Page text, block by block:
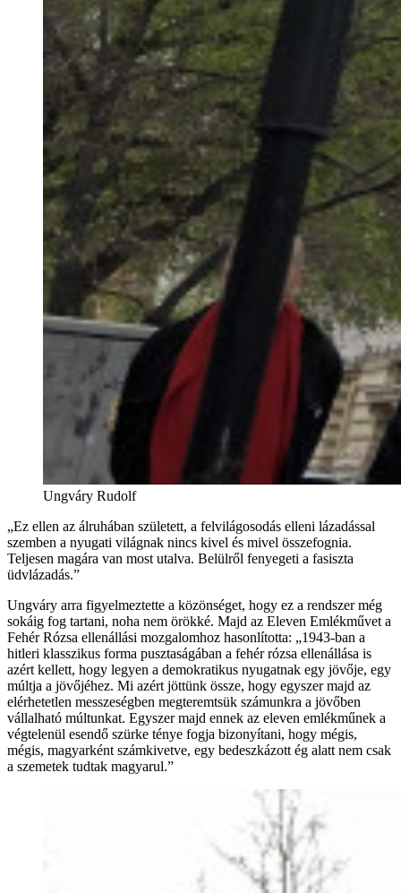
Ungváry Rudolf
„Ez ellen az álruhában született, a felvilágosodás elleni lázadással
szemben a nyugati világnak nincs kivel és mivel összefognia.
Teljesen magára van most utalva. Belülről fenyegeti a fasiszta
üdvlázadás.”
Ungváry arra figyelmeztette a közönséget, hogy ez a rendszer még
sokáig fog tartani, noha nem örökké. Majd az Eleven Emlékművet a
Fehér Rózsa ellenállási mozgalomhoz hasonlította: „1943-ban a
hitleri klasszikus forma pusztaságában a fehér rózsa ellenállása is
azért kellett, hogy legyen a demokratikus nyugatnak egy jövője, egy
múltja a jövőjéhez. Mi azért jöttünk össze, hogy egyszer majd az
elérhetetlen messzeségben megteremtsük számunkra a jövőben
vállalható múltunkat. Egyszer majd ennek az eleven emlékműnek a
végtelenül esendő szürke ténye fogja bizonyítani, hogy mégis,
mégis, magyarként számkivetve, egy bedeszkázott ég alatt nem csak
a szemetek tudtak magyarul.”